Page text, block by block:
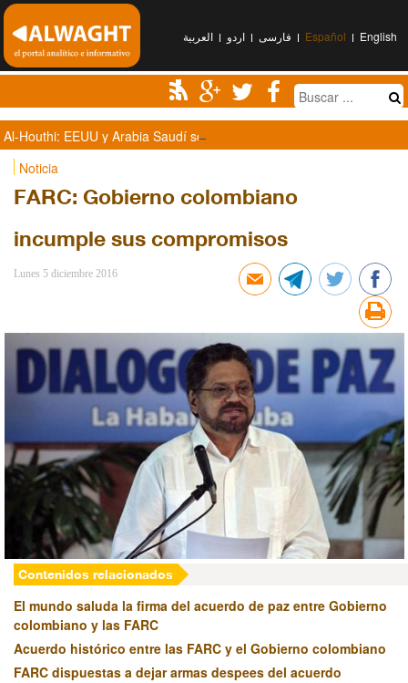
العربیة اردو فارسی Español English
Al-Houthi: EEUU y Arabia Saudí son responsables de la muerte de
Noticia
FARC: Gobierno colombiano
incumple sus compromisos
Lunes 5 diciembre 2016
Contenidos relacionados
El mundo saluda la firma del acuerdo de paz entre Gobierno
colombiano y las FARC
Acuerdo histórico entre las FARC y el Gobierno colombiano
FARC dispuestas a dejar armas despees del acuerdo